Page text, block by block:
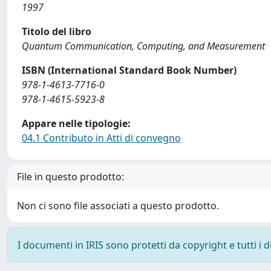
1997
Titolo del libro
Quantum Communication, Computing, and Measurement
ISBN (International Standard Book Number)
978-1-4613-7716-0
978-1-4615-5923-8
Appare nelle tipologie:
04.1 Contributo in Atti di convegno
File in questo prodotto:
Non ci sono file associati a questo prodotto.
I documenti in IRIS sono protetti da copyright e tutti i